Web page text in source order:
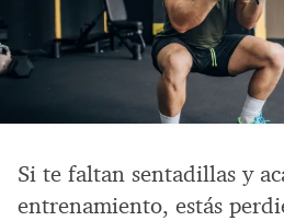
Si te faltan sentadillas y
entrenamiento, estás